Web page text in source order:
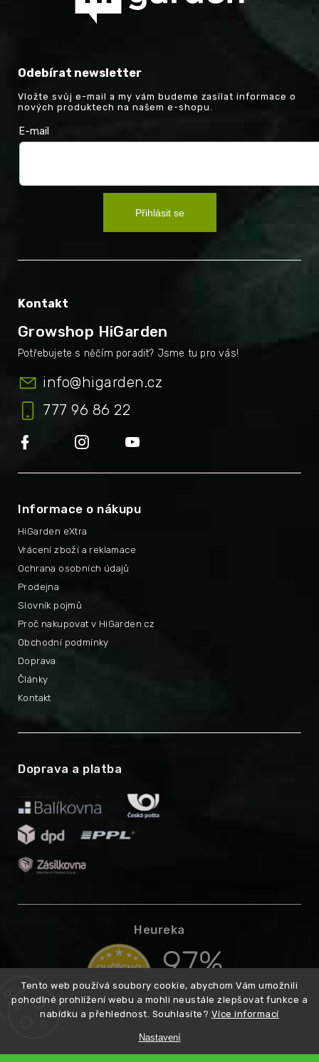
Tento web používá soubory cookie, abychom Vám umožnili
pohodlné prohlížení webu a mohli neustále zlepšovat funkce a
nabídku a přehlednost. Souhlasíte? Více informací
Nastavení
Odebírat newsletter
Vložte svůj e-mail a my vám budeme zasílat informace o
nových produktech na našem e-shopu.
E-mail
Přihlásit se
Kontakt
Growshop HiGarden
info@higarden.cz
777 96 86 22
Informace o nákupu
HiGarden eXtra
Proč nakupovat v HiGarden.cz
Vrácení zboží a reklamace
Obchodní podmínky
Ochrana osobních údajů
Doprava
Prodejna
Články
Slovník pojmů
Kontakt
Doprava a platba
Heureka